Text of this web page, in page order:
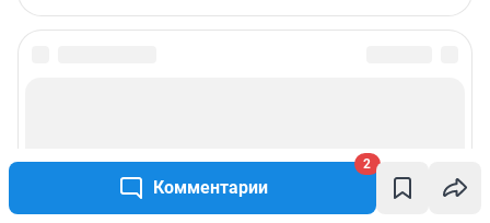
Комментарии
2